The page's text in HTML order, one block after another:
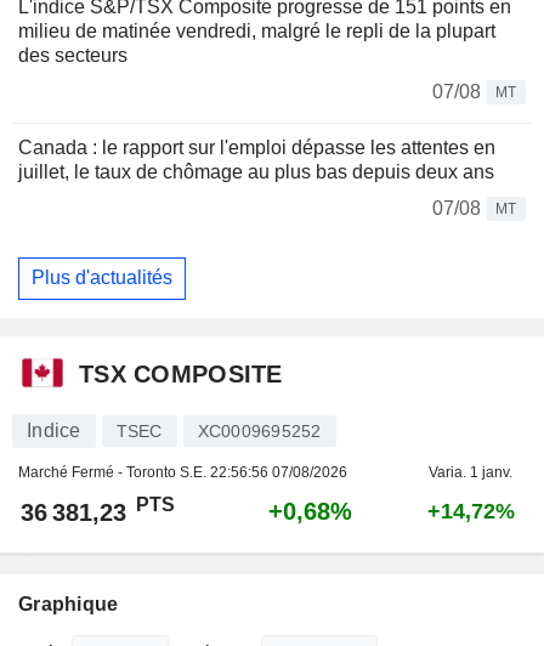
L'indice S&P/TSX Composite progresse de 151 points en
milieu de matinée vendredi, malgré le repli de la plupart
des secteurs
07/08
MT
Canada : le rapport sur l'emploi dépasse les attentes en
juillet, le taux de chômage au plus bas depuis deux ans
07/08
MT
Plus d'actualités
TSX COMPOSITE
Indice TSEC XC0009695252
Marché Fermé - Toronto S.E. 22:56:56 07/08/2026 Varia. 1 janv.
36 381,23 PTS +0,68% +14,72%
Graphique